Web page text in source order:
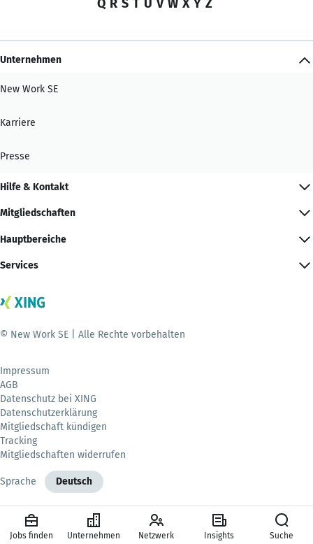
Q R S T U V W X Y Z
Unternehmen
New Work SE
Karriere
Presse
Hilfe & Kontakt
Mitgliedschaften
Hauptbereiche
Services
© New Work SE | Alle Rechte vorbehalten
Impressum
AGB
Datenschutz bei XING
Datenschutzerklärung
Mitgliedschaft kündigen
Tracking
Mitgliedschaften widerrufen
Sprache Deutsch
Jobs finden Unternehmen Netzwerk Insights Suche